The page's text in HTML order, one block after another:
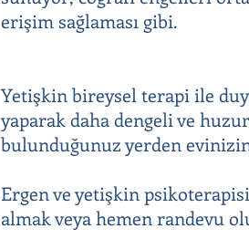
erişim sağlaması gibi.
Yetişkin bireysel terapi ile
yaparak daha dengeli ve
bulunduğunuz yerden evinizin
Ergen ve yetişkin
almak veya hemen randevu